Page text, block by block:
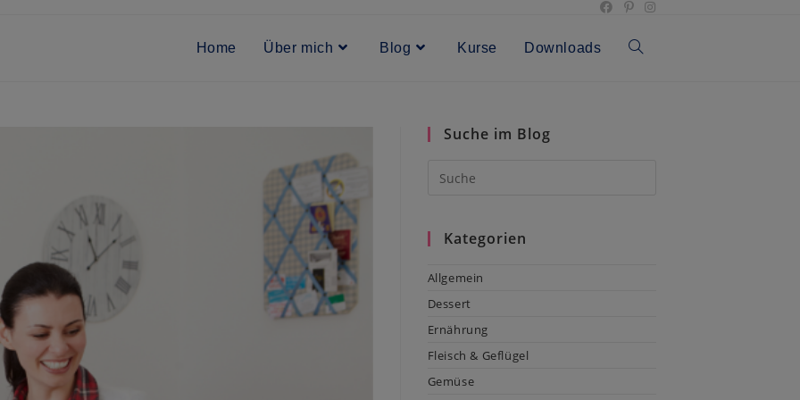
Home Über mich Blog Kurse Downloads Toggle
Suche im Blog
Kategorien
Allgemein
Dessert
Ernährung
Fleisch & Geflügel
Gemüse